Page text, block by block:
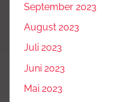
September 2023
August 2023
Juli 2023
Juni 2023
Mai 2023